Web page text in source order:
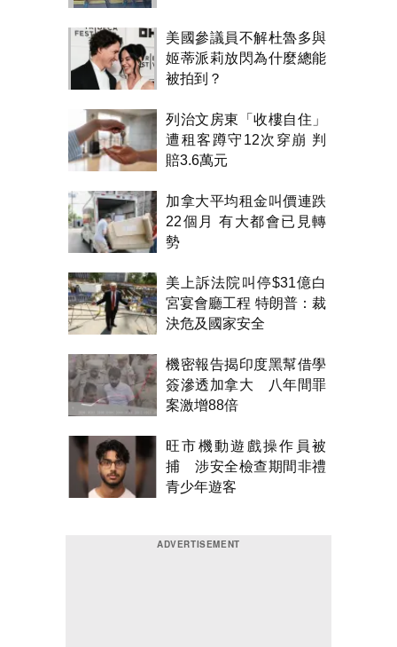
美國參議員不解杜魯多與
姬蒂派莉放閃為什麼總能
被拍到？
列治文房東「收樓自住」
遭租客蹲守12次穿崩 判
賠3.6萬元
加拿大平均租金叫價連跌
22個月 有大都會已見轉
勢
美上訴法院叫停$31億白
宮宴會廳工程 特朗普：裁
決危及國家安全
機密報告揭印度黑幫借學
簽滲透加拿大 八年間罪
案激增88倍
旺市機動遊戲操作員被
捕 涉安全檢查期間非禮
青少年遊客